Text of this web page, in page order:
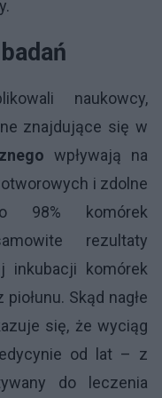
naukowcy,
znajdujące się w
wpływają na
i zdolne
98% komórek
rezultaty
inkubacji komórek
Skąd nagłe
się, że wyciąg
od lat – z
do leczenia